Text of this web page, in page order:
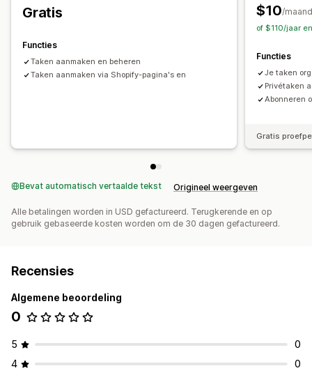
Gratis
Functies
Taken aanmaken en beheren
Taken aanmaken via Shopify-pagina's en
$10/maand
of $110/jaar
Functies
Je taken
Privétaken
Abonneren
Gratis
Bevat automatisch vertaalde tekst Origineel weergeven
Alle betalingen worden in USD gefactureerd. Terugkerende en op
gebruik gebaseerde kosten worden om de 30 dagen gefactureerd.
Recensies
Algemene beoordeling
0
5
0
4
0